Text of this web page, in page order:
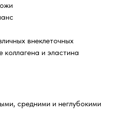
внеклеточных
коллагена и эластина
средними и неглубокими